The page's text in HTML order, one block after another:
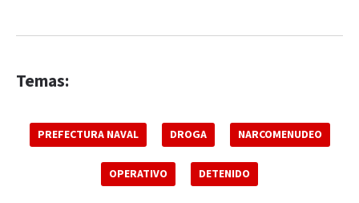
Temas:
PREFECTURA NAVAL DROGA NARCOMENUDEO
OPERATIVO DETENIDO